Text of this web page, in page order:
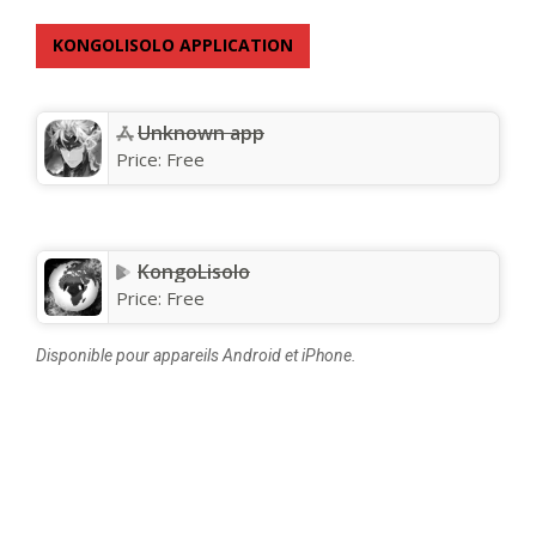
KONGOLISOLO APPLICATION
Unknown app
Price: Free
KongoLisolo
Price: Free
Disponible pour appareils Android et iPhone.